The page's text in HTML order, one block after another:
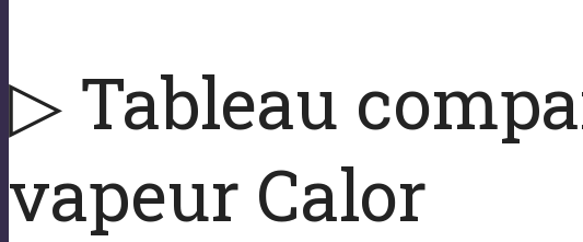
▷ Tableau
vapeur Calor